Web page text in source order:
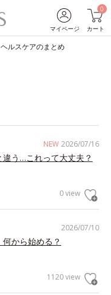
マイページ
0
カート
ヘルスケアのまとめ
NEW 2026/07/16
う…これって大丈夫？
0 view
2026/07/10
から始める？
1120 view